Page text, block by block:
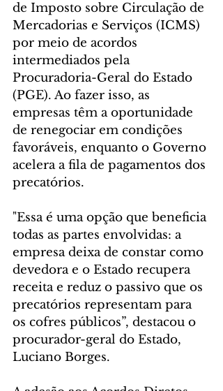
de Imposto sobre Circulação de
Mercadorias e Serviços (ICMS)
por meio de acordos
intermediados pela
Procuradoria-Geral do Estado
(PGE). Ao fazer isso, as
empresas têm a oportunidade
de renegociar em condições
favoráveis, enquanto o Governo
acelera a fila de pagamentos dos
precatórios.
"Essa é uma opção que beneficia
todas as partes envolvidas: a
empresa deixa de constar como
devedora e o Estado recupera
receita e reduz o passivo que os
precatórios representam para
os cofres públicos”, destacou o
procurador-geral do Estado,
Luciano Borges.